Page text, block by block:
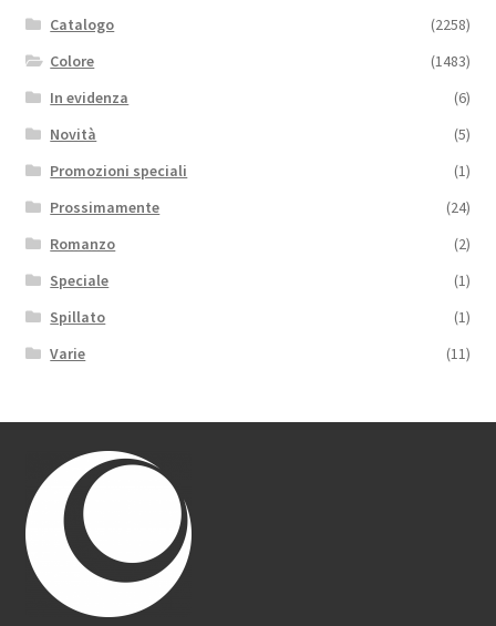
Catalogo
(2258)
Colore
(1483)
In evidenza
(6)
Novità
(5)
Promozioni speciali
(1)
Prossimamente
(24)
Romanzo
(2)
Speciale
(1)
Spillato
(1)
Varie
(11)